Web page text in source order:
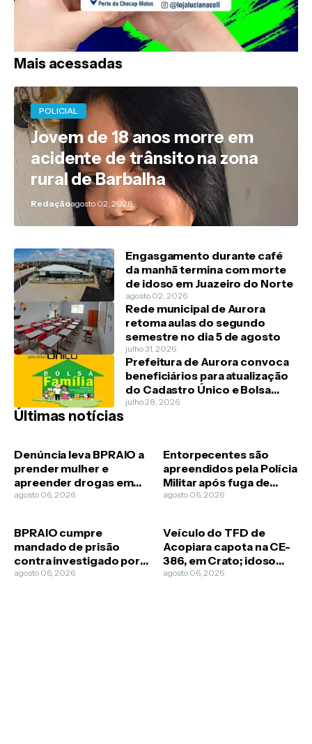
Mais acessadas
POLICIAL
Jovem de 18 anos morre em
acidente de trânsito na zona
rural de Barbalha
Redaçãoagosto 02, 2026
Engasgamento durante café
da manhã termina com morte
de idoso em Juazeiro do Norte
agosto 02, 2026
Rede municipal de Aurora
retoma aulas do segundo
semestre no dia 5 de agosto
julho 31, 2026
Prefeitura de Aurora convoca
beneficiários para atualização
do Cadastro Único e Bolsa
Família
julho 28, 2026
Últimas notícias
Denúncia leva BPRAIO a
prender mulher e
apreender drogas em
Várzea Alegre
agosto 06, 2026
Entorpecentes são
apreendidos pela Polícia
Militar após fuga de
suspeito em Juazeiro do
agosto 06, 2026
BPRAIO cumpre
mandado de prisão
contra investigado por
homicídio em Missão
agosto 06, 2026
Veículo do TFD de
Acopiara capota na CE-
386, em Crato; idoso
morre e três ficam
agosto 06, 2026